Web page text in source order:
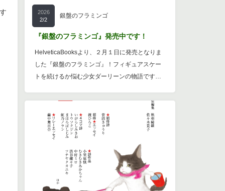
2026
2/2
銀盤のフラミンゴ
『銀盤のフラミンゴ』発売中です！
HelveticaBooksより、２月１日に発売となりま
した『銀盤のフラミンゴ』！フィギュアスケー
トを続けるか悩む少女ダーリーンの物語です…